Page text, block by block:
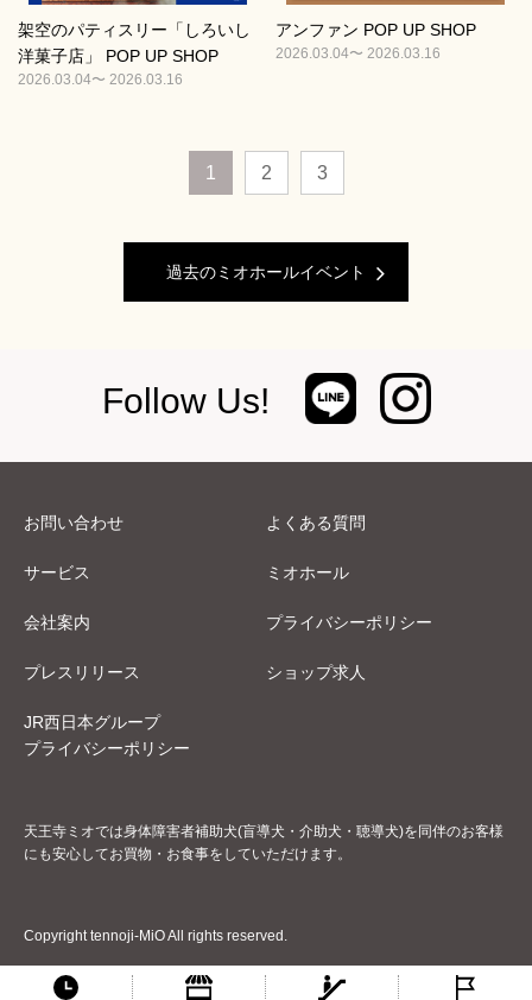
架空のパティスリー「しろいし
洋菓子店」 POP UP SHOP
2026.03.04〜 2026.03.16
アンファン POP UP SHOP
2026.03.04〜 2026.03.16
1 2 3
過去のミオホールイベント
Follow Us!
お問い合わせ よくある質問
サービス ミオホール
会社案内 プライバシーポリシー
プレスリリース ショップ求人
JR西日本グループ
プライバシーポリシー
天王寺ミオでは身体障害者補助犬(盲導犬・介助犬・聴導犬)を同伴のお客様
にも安心してお買物・お食事をしていただけます。
Copyright tennoji-MiO All rights reserved.